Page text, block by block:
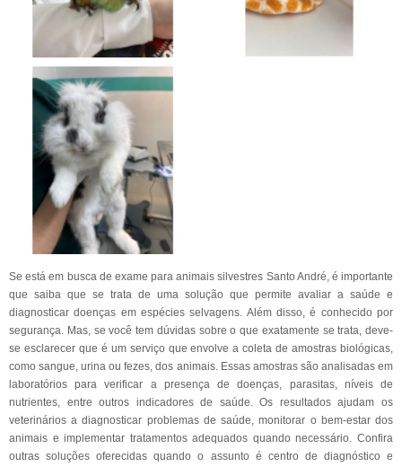
Se está em busca de exame para animais silvestres Santo André, é importante
que saiba que se trata de uma solução que permite avaliar a saúde e
diagnosticar doenças em espécies selvagens. Além disso, é conhecido por
segurança. Mas, se você tem dúvidas sobre o que exatamente se trata, deve-
se esclarecer que é um serviço que envolve a coleta de amostras biológicas,
como sangue, urina ou fezes, dos animais. Essas amostras são analisadas em
laboratórios para verificar a presença de doenças, parasitas, níveis de
nutrientes, entre outros indicadores de saúde. Os resultados ajudam os
veterinários a diagnosticar problemas de saúde, monitorar o bem-estar dos
animais e implementar tratamentos adequados quando necessário. Confira
outras soluções oferecidas quando o assunto é centro de diagnóstico e